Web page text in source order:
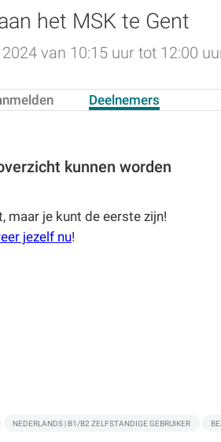
het MSK te Gent
van 10:15 uur tot 12:00
Deelnemers
kunnen worden
maar je kunt de eerste zijn!
jezelf nu!
NEDERLANDS | B1/B2 ZELFSTANDIGE GEBRUIKER